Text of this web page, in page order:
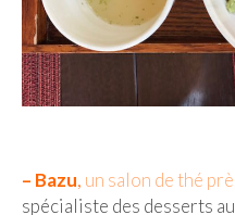
Allemagne
Berlin
Munich
Copenhague
– Bazu, un salon de thé
spécialiste des desserts